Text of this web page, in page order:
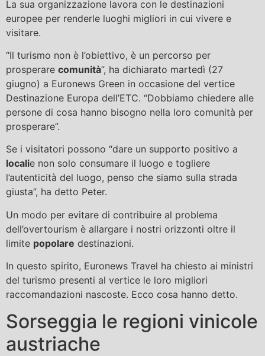
La sua organizzazione lavora con le destinazioni
europee per renderle luoghi migliori in cui vivere e
visitare.
“Il turismo non è l’obiettivo, è un percorso per
prosperare comunità”, ha dichiarato martedì (27
giugno) a Euronews Green in occasione del vertice
Destinazione Europa dell’ETC. “Dobbiamo chiedere alle
persone di cosa hanno bisogno nella loro comunità per
prosperare”.
Se i visitatori possono “dare un supporto positivo a
localie non solo consumare il luogo e togliere
l’autenticità del luogo, penso che siamo sulla strada
giusta”, ha detto Peter.
Un modo per evitare di contribuire al problema
dell’overtourism è allargare i nostri orizzonti oltre il
limite popolare destinazioni.
In questo spirito, Euronews Travel ha chiesto ai ministri
del turismo presenti al vertice le loro migliori
raccomandazioni nascoste. Ecco cosa hanno detto.
Sorseggia le regioni vinicole
austriache